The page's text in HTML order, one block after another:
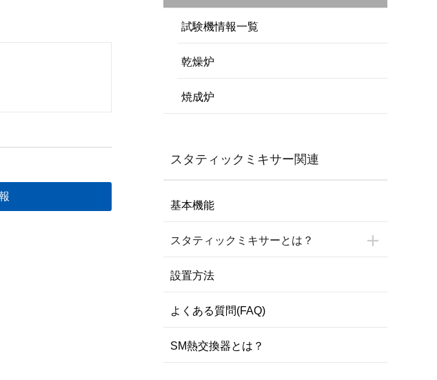
試験機情報一覧
乾燥炉
焼成炉
スタティックミキサー関連
基本機能
スタティックミキサーとは？
設置方法
よくある質問(FAQ)
SM熱交換器とは？